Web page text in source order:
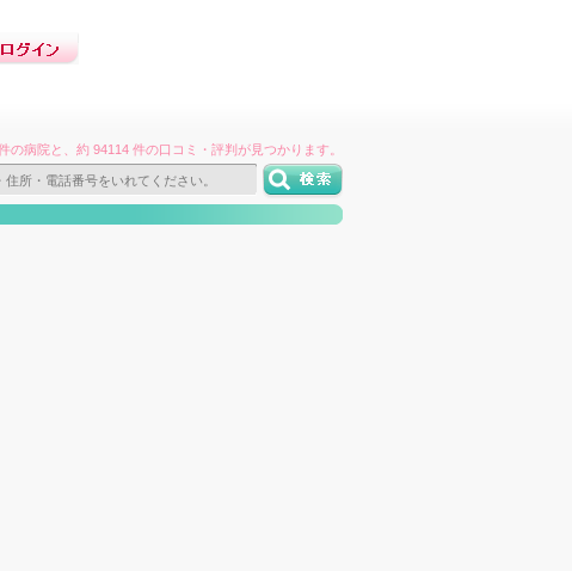
の病院と、約 94114 件の口コミ・評判が見つかります。